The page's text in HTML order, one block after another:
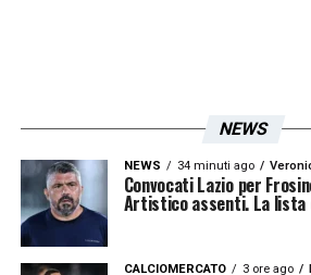
NEWS
NEWS 34 minuti ago
Convocati Lazio per
Artistico assenti. La lista
CALCIOMERCATO 3 ore ago